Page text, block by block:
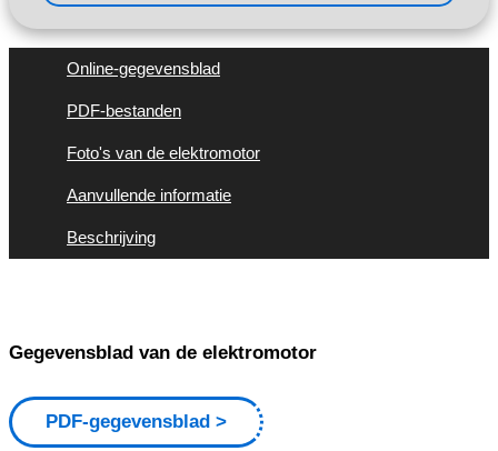
Online-gegevensblad
PDF-bestanden
Foto's van de elektromotor
Aanvullende informatie
Beschrijving
Gegevensblad van de elektromotor
PDF-gegevensblad